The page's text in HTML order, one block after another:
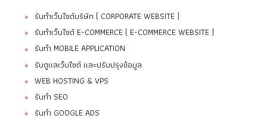
∘ รับทำเว็บไซต์บริษัท ( CORPORATE WEBSITE )
∘ รับทำเว็บไซต์ E-COMMERCE ( E-COMMERCE WEBSITE )
∘ รับทํา MOBILE APPLICATION
∘ รับดูแลเว็บไซต์ และปรับปรุงข้อมูล
∘ WEB HOSTING & VPS
∘ รับทำ SEO
∘ รับทำ GOOGLE ADS